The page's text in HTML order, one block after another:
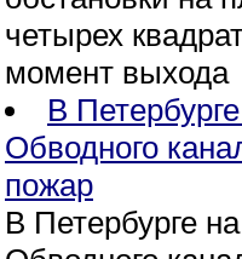
четырех
момент выхода
В
Обводного
пожар
В Петербурге